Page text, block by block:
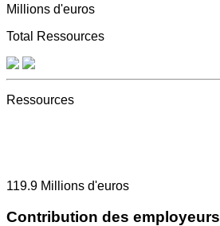
Millions d'euros
Total Ressources
Ressources
119.9 Millions d'euros
Contribution des employeurs